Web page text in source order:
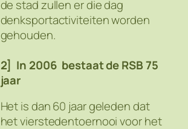
de stad zullen er die dag
denksportactiviteiten worden
gehouden.
2] In 2006 bestaat de RSB 75
jaar
Het is dan 60 jaar geleden dat
het vierstedentoernooi voor het